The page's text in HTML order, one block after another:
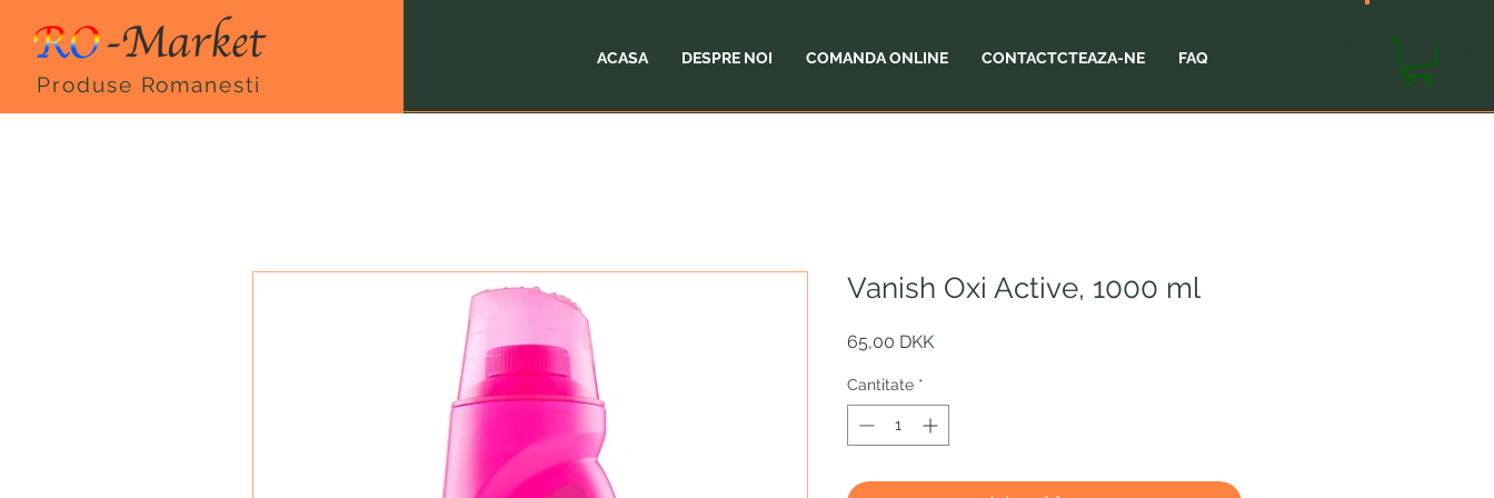
Produse Romanesti
ACASA DESPRE NOI COMANDA ONLINE CONTACTCTEAZA-NE FAQ
Vanish Oxi Active, 1000 ml
65,00 DKKPreț
Cantitate *